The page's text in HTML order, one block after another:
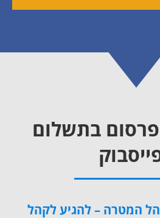
בתשלום
המטרה – להגיע לקהל